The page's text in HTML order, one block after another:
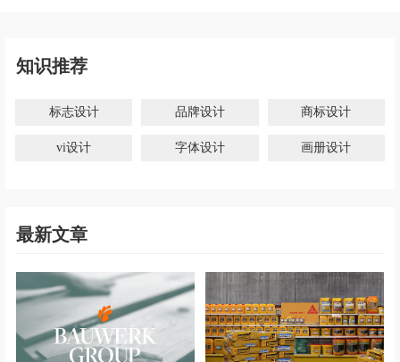
知识推荐
标志设计 品牌设计 商标设计
vi设计 字体设计 画册设计
最新文章